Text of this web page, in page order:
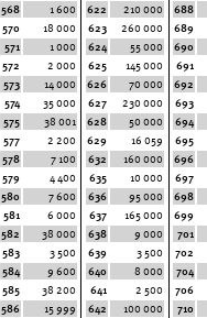
568
1 600
570
18 000
571
1 000
572
2 000
573
14 000
574
35 000
575
38 001
577
2 200
578
7 100
579
4 400
580
7 600
581
6 000
582
38 000
583
3 500
584
9 600
585
38 200
586
15 999
622
210 000
623
260 000
624
55 000
625
145 000
626
70 000
627
230 000
628
50 000
629
16 059
632
160 000
635
10 000
636
95 000
637
165 000
638
9 000
639
3 500
640
8 000
641
2 500
642
100 000
688
689
690
691
692
693
694
695
696
697
698
699
701
702
704
706
710